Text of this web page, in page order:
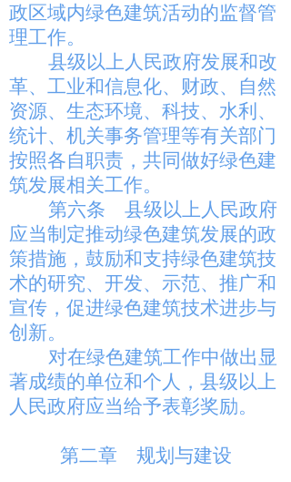
政区域内绿色建筑活动的监督管
理工作。
县级以上人民政府发展和改
革、工业和信息化、财政、自然
资源、生态环境、科技、水利、
统计、机关事务管理等有关部门
按照各自职责，共同做好绿色建
筑发展相关工作。
第六条
县级以上人民政府
应当制定推动绿色建筑发展的政
策措施，鼓励和支持绿色建筑技
术的研究、开发、示范、推广和
宣传，促进绿色建筑技术进步与
创新。
对在绿色建筑工作中做出显
著成绩的单位和个人，县级以上
人民政府应当给予表彰奖励。
第二章 规划与建设